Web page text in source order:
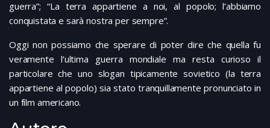
guerra”; “La terra appartiene a noi, al popolo; l’abbiamo
conquistata e sarà nostra per sempre”.
Oggi non possiamo che sperare di poter dire che quella fu
veramente l’ultima guerra mondiale ma resta curioso il
particolare che uno slogan tipicamente sovietico (la terra
appartiene al popolo) sia stato tranquillamente pronunciato in
un film americano.